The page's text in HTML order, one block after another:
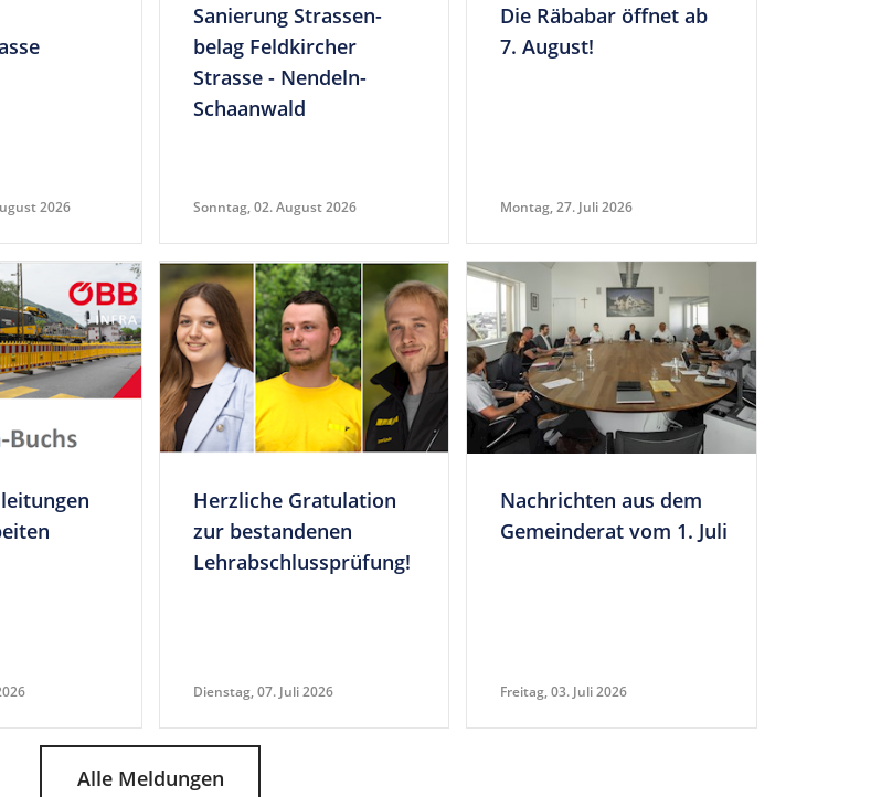
2026
Sanie­rung Stras­sen­
belag Feld­kir­cher
Strasse - Nen­deln-
Schaanwald
Sonntag, 02. August 2026
Die Räbabar öffnet ab
7. August!
Montag, 27. Juli 2026
Herz­liche Gra­tu­la­tion
zur bestan­denen
Lehrabschlussprüfung!
Dienstag, 07. Juli 2026
Nach­richten aus dem
Gemein­derat vom 1. Juli
Freitag, 03. Juli 2026
Alle Meldungen